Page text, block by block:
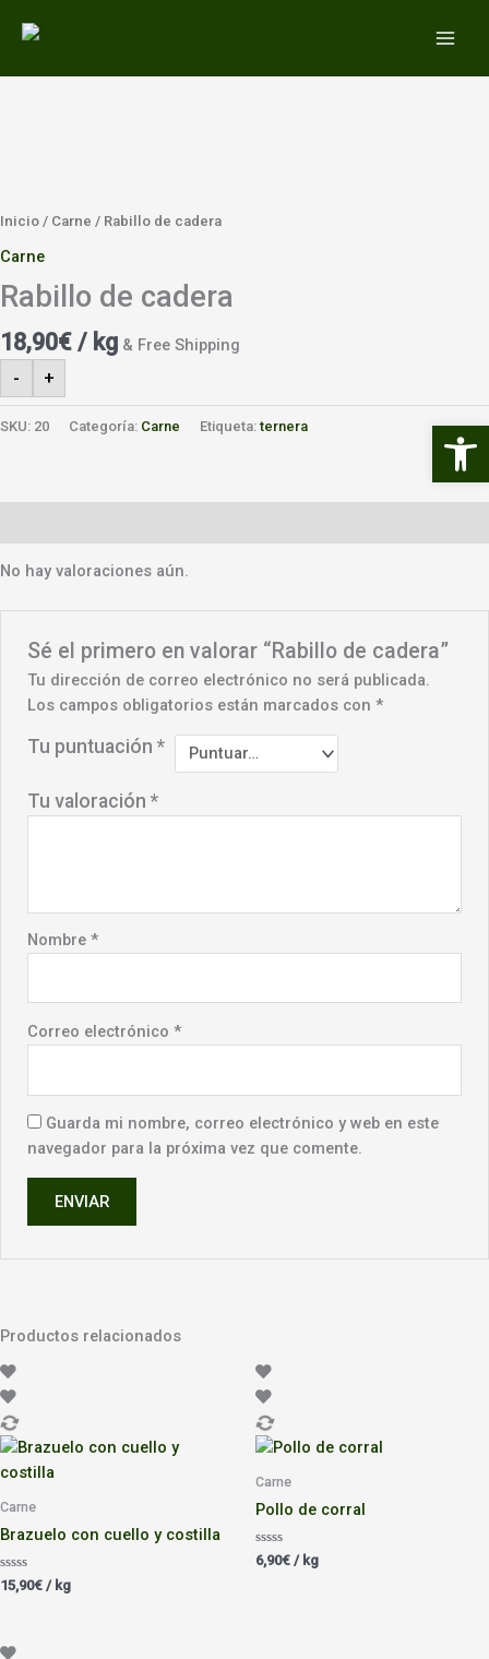
Inicio / Carne / Rabillo de cadera
Carne
Rabillo de cadera
18,90€ / kg & Free Shipping
- +
SKU: 20 Categoría: Carne Etiqueta:ternera
No hay valoraciones aún.
Sé el primero en valorar “Rabillo de cadera”
Tu dirección de correo electrónico no será publicada.
Los campos obligatorios están marcados con*
Tu puntuación*
Tu valoración*
Nombre*
Correo electrónico*
Guarda mi nombre, correo electrónico y web en este
navegador para la próxima vez que comente.
Productos relacionados
Carne
Brazuelo con cuello y costilla
Valorado
con
15,90€ / kg
Carne
Pollo de corral
Valorado
con
6,90€ / kg
Abrir